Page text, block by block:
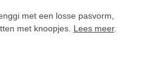
met een losse pasvorm,
met knoopjes. Lees meer.